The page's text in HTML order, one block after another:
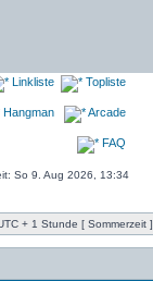
Linkliste Topliste
Hangman Arcade
FAQ
So 9. Aug 2026, 13:34
+ 1 Stunde [ Sommerzeit ]